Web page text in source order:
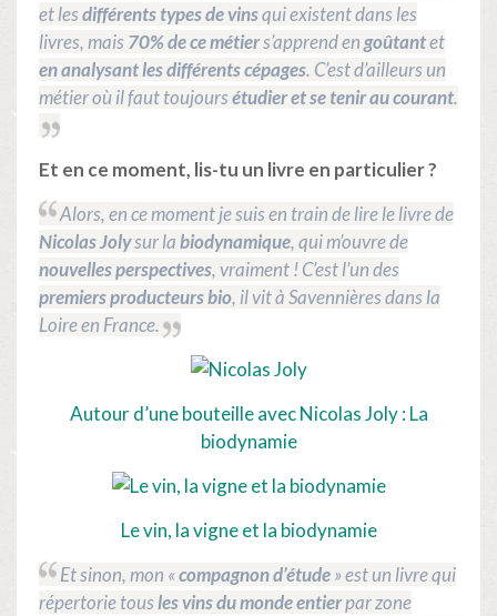
et lesdifférents types de vinsqui existent dans les
livres, mais70% de ce métiers’apprend en goûtantet
en analysant les différents cépages. C’est d’ailleurs un
métier où il faut toujoursétudier et se tenir au courant.
Et en ce moment, lis-tu un livre en particulier ?
Alors, en ce moment je suis en train de lire le livre de
Nicolas Jolysur labiodynamique, qui m’ouvre de
nouvelles perspectives, vraiment ! C’est l’un des
premiers producteurs bio, il vit à Savennières dans la
Loire en France.
Autour d’une bouteilleavec Nicolas Joly : La
biodynamie
Le vin, la vigne et la biodynamie
Et sinon, mon «compagnon d’étude» est un livre qui
répertorie tousles vins du monde entierpar zone